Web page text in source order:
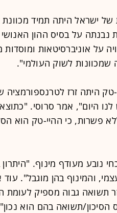
של ישראל היתה תמיד
על בסיס ההון
על אוניברסיטאות ומוסדות
שמכוונות לשוק העולמי".
היתה זרז לטרנספורמציה
היום", אמר סרוסי.
פשרות, כי ההיי-טק הוא
נובע מעודף מינוף.
והמינוף בהן מוגבל".
תשואה גבוה מספיק לעומת
הסיכון/תשואה בהם הוא